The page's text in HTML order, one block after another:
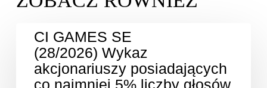
CI GAMES SE
(28/2026) Wykaz
akcjonariuszy posiadających
co najmniej 5% liczby głosów